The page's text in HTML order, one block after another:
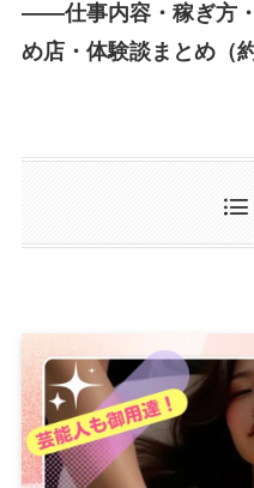
――仕事内容・稼ぎ方
め店・体験談まとめ（